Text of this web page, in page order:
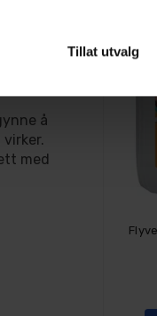
Tillat utvalg
i 5-6
å
med